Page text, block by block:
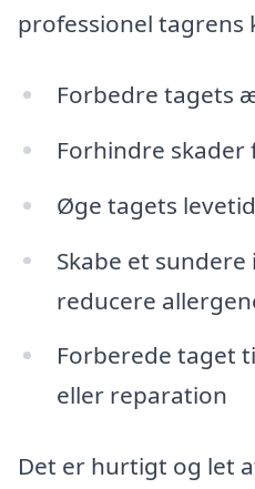
professionel tagrens
Forbedre tagets
Forhindre skader
Øge tagets levetid
Skabe et
reducere
Forberede taget
eller reparation
Det er hurtigt og let